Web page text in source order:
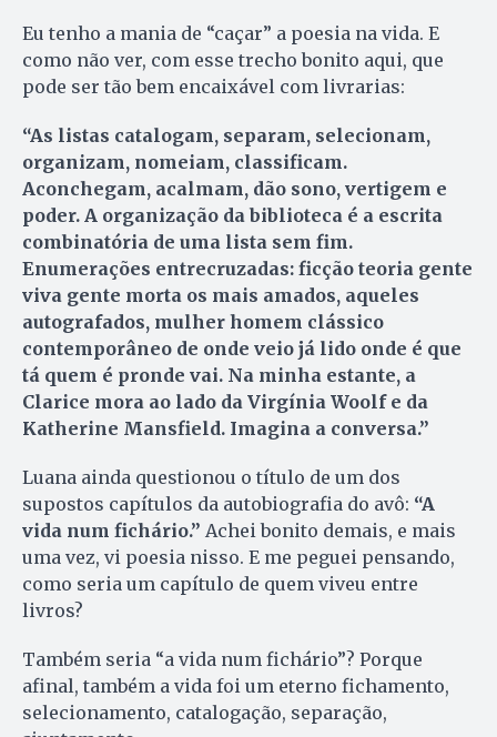
Eu tenho a mania de “caçar” a poesia na vida. E
como não ver, com esse trecho bonito aqui, que
pode ser tão bem encaixável com livrarias:
“As listas catalogam, separam, selecionam,
organizam, nomeiam, classificam.
Aconchegam, acalmam, dão sono, vertigem e
poder. A organização da biblioteca é a escrita
combinatória de uma lista sem fim.
Enumerações entrecruzadas: ficção teoria gente
viva gente morta os mais amados, aqueles
autografados, mulher homem clássico
contemporâneo de onde veio já lido onde é que
tá quem é pronde vai. Na minha estante, a
Clarice mora ao lado da Virgínia Woolf e da
Katherine Mansfield. Imagina a conversa.”
Luana ainda questionou o título de um dos
supostos capítulos da autobiografia do avô: “A
vida num fichário.” Achei bonito demais, e mais
uma vez, vi poesia nisso. E me peguei pensando,
como seria um capítulo de quem viveu entre
livros?
Também seria “a vida num fichário”? Porque
afinal, também a vida foi um eterno fichamento,
selecionamento, catalogação, separação,